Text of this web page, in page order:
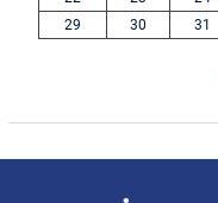
29
30 31